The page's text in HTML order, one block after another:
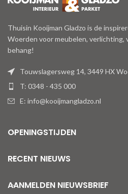
Thuisin Kooijman Gladzo is de
Woerden voor meubelen, verlichting,
behang!
Touwslagersweg 14, 3449 HX
T: 0348 - 435 000
E: info@kooijmangladzo.nl
OPENINGSTIJDEN
RECENT NIEUWS
AANMELDEN NIEUWSBRIEF